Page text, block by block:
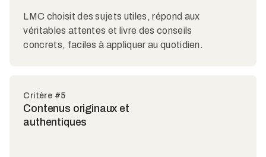
LMC choisit des sujets utiles, répond aux
véritables attentes et livre des conseils
concrets, faciles à appliquer au quotidien.
Critère #5
Contenus originaux et
authentiques